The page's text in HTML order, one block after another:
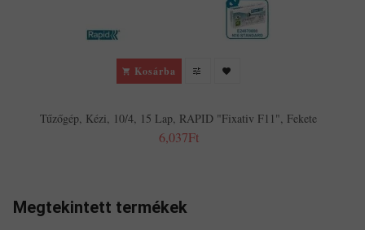
Kosárba
Tűzőgép, Kézi, 10/4, 15 Lap, RAPID "Fixativ F11", Fekete
6,037Ft
Megtekintett termékek